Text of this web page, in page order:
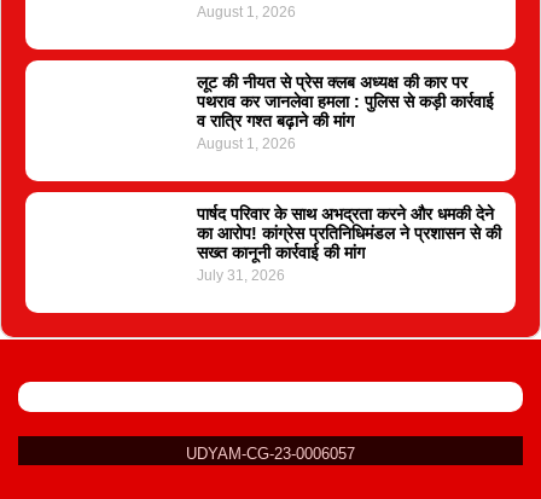
August 1, 2026
लूट की नीयत से प्रेस क्लब अध्यक्ष की कार पर
पथराव कर जानलेवा हमला : पुलिस से कड़ी कार्रवाई
व रात्रि गश्त बढ़ाने की मांग
August 1, 2026
पार्षद परिवार के साथ अभद्रता करने और धमकी देने
का आरोप! कांग्रेस प्रतिनिधिमंडल ने प्रशासन से की
सख्त कानूनी कार्रवाई की मांग
July 31, 2026
UDYAM-CG-23-0006057